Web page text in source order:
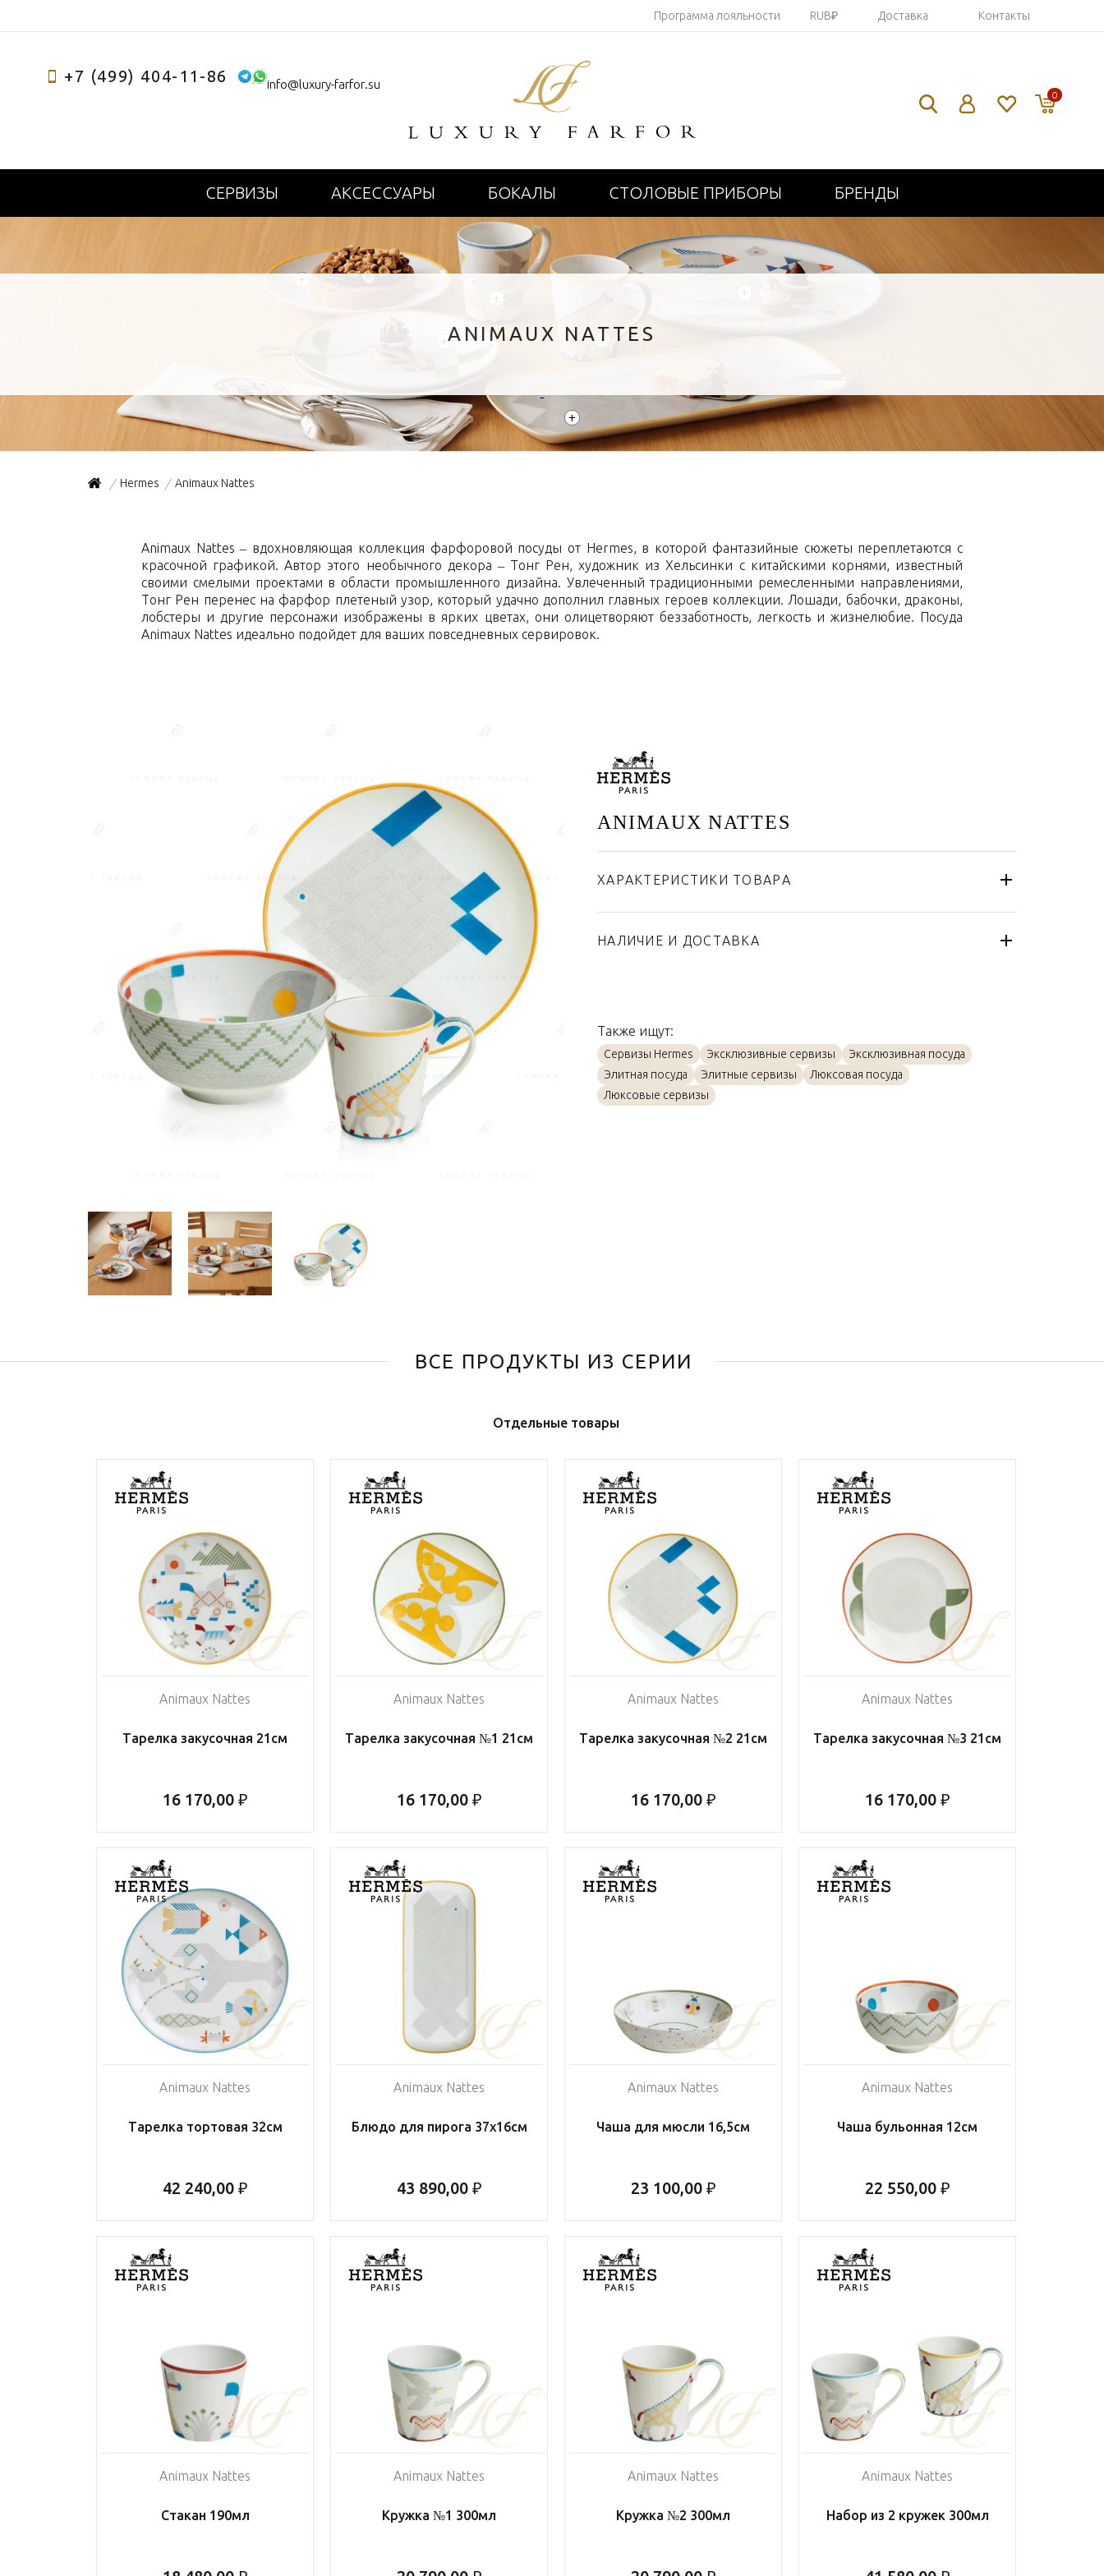
Программа лояльности RUB₽ Доставка Контакты
+7 (499) 404-11-86 info@luxury-farfor.su
0
СЕРВИЗЫ АКСЕССУАРЫ БОКАЛЫ СТОЛОВЫЕ ПРИБОРЫ БРЕНДЫ
+
+
+
+
+
+
ANIMAUX NATTES
/ Hermes / Animaux Nattes
Animaux Nattes – вдохновляющая коллекция фарфоровой посуды от Hermes, в которой фантазийные сюжеты переплетаются с
красочной графикой. Автор этого необычного декора – Тонг Рен, художник из Хельсинки с китайскими корнями, известный
своими смелыми проектами в области промышленного дизайна. Увлеченный традиционными ремесленными направлениями,
Тонг Рен перенес на фарфор плетеный узор, который удачно дополнил главных героев коллекции. Лошади, бабочки, драконы,
лобстеры и другие персонажи изображены в ярких цветах, они олицетворяют беззаботность, легкость и жизнелюбие. Посуда
Animaux Nattes идеально подойдет для ваших повседневных сервировок.
ANIMAUX NATTES
ХАРАКТЕРИСТИКИ ТОВАРА
Материал
Фарфор
НАЛИЧИЕ И ДОСТАВКА
Также ищут:
Сервизы Hermes Эксклюзивные сервизы
Эксклюзивная посуда
Элитная посуда
Элитные сервизы
Люксовая посуда
Люксовые сервизы
ВСЕ ПРОДУКТЫ ИЗ СЕРИИ
Отдельные товары
Animaux Nattes
Тарелка закусочная 21см
16 170,00 ₽
Animaux Nattes
Тарелка закусочная №1 21см
16 170,00 ₽
Animaux Nattes
Тарелка закусочная №2 21см
16 170,00 ₽
Animaux Nattes
Тарелка закусочная №3 21см
16 170,00 ₽
Animaux Nattes
Тарелка тортовая 32см
42 240,00 ₽
Animaux Nattes
Блюдо для пирога 37х16см
43 890,00 ₽
Animaux Nattes
Чаша для мюсли 16,5см
23 100,00 ₽
Animaux Nattes
Чаша бульонная 12см
22 550,00 ₽
Animaux Nattes
Стакан 190мл
Animaux Nattes
Кружка №1 300мл
Animaux Nattes
Кружка №2 300мл
Animaux Nattes
Набор из 2 кружек 300мл